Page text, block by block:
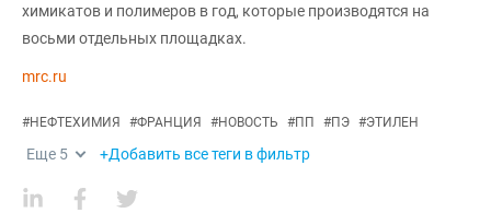
химикатов и полимеров в год, которые производятся на
восьми отдельных площадках.
mrc.ru
#НЕФТЕХИМИЯ #ФРАНЦИЯ #НОВОСТЬ #ПП #ПЭ #ЭТИЛЕН
Еще 5 +Добавить все теги в фильтр